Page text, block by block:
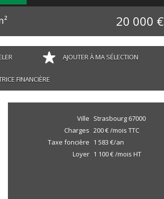
20 000 €
AJOUTER À MA SÉLECTION
FINANCIÈRE
Ville Strasbourg 67000
Charges 200 € /mois TTC
Taxe foncière 1 583 €/an
Loyer 1 100 € /mois HT